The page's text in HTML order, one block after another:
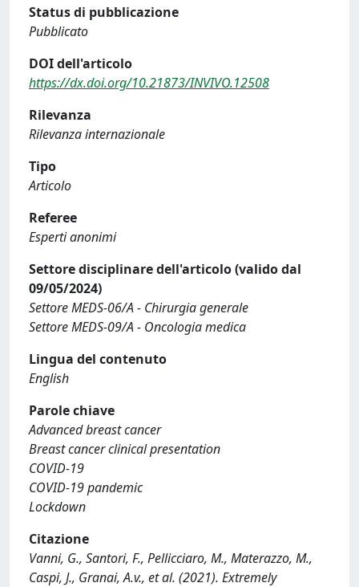
Status di pubblicazione
Pubblicato
DOI dell'articolo
https://dx.doi.org/10.21873/INVIVO.12508
Rilevanza
Rilevanza internazionale
Tipo
Articolo
Referee
Esperti anonimi
Settore disciplinare dell'articolo (valido dal
09/05/2024)
Settore MEDS-06/A - Chirurgia generale
Settore MEDS-09/A - Oncologia medica
Lingua del contenuto
English
Parole chiave
Advanced breast cancer
Breast cancer clinical presentation
COVID-19
COVID-19 pandemic
Lockdown
Citazione
Vanni, G., Santori, F., Pellicciaro, M., Materazzo, M.,
Caspi, J., Granai, A.v., et al. (2021). Extremely